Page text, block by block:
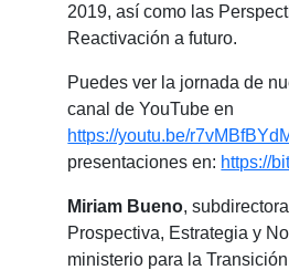
2019, así como las
Reactivación a futuro.
Puedes ver la jornada de
canal de YouTube en
https://youtu.be/
presentaciones en: https://
Miriam Bueno,
Prospectiva, Estrategia y
ministerio para la